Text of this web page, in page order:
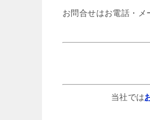
お問合せはお電話・メ
当社では